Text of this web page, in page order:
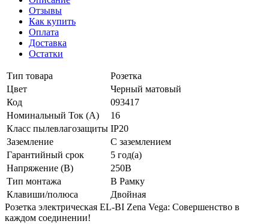
Отзывы
Как купить
Оплата
Доставка
Остатки
Тип товара
Розетка
Цвет
Черный матовый
Код
093417
Номинальный Ток (A)
16
Класс пылевлагозащиты IP20
Заземление
С заземлением
Гарантийный срок
5 год(а)
Напряжение (В)
250В
Тип монтажа
В Рамку
Клавиши/полюса
Двойная
Розетка электрическая EL-BI Zena Vega: Совершенство в
каждом соединении!